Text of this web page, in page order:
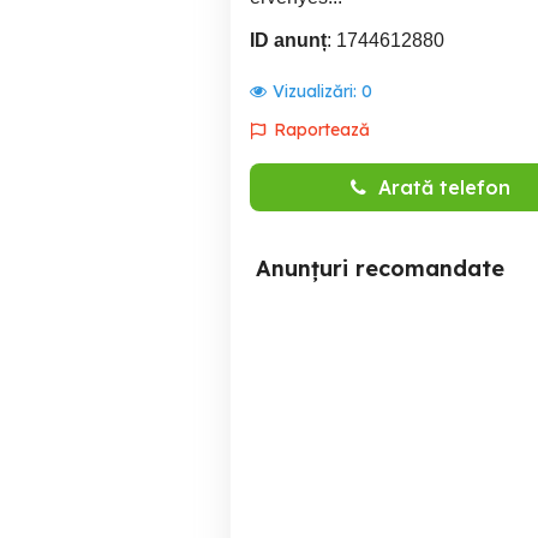
ID anunț: 1744612880
Vizualizări: 0
Raportează
Arată telefon
Anunțuri recomandate